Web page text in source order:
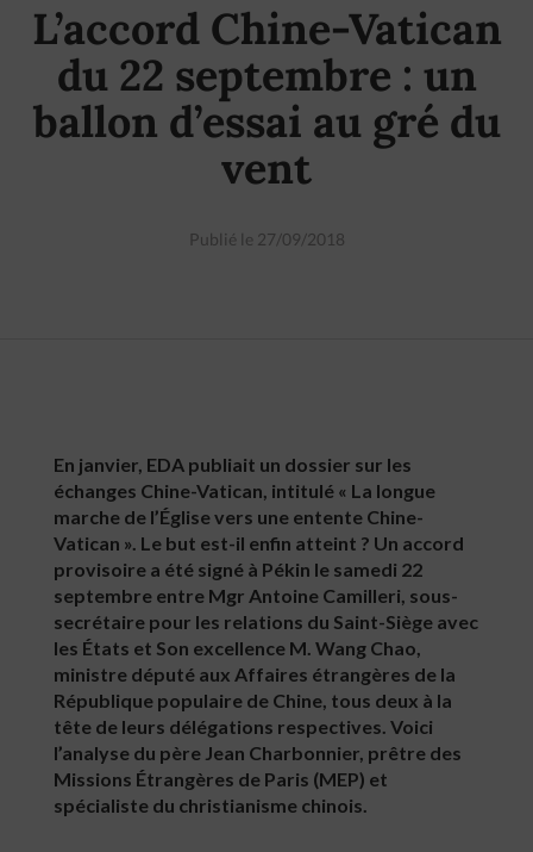
L’accord Chine-Vatican
du 22 septembre : un
ballon d’essai au gré du
vent
Publié le 27/09/2018
En janvier, EDA publiait un dossier sur les
échanges Chine-Vatican, intitulé « La longue
marche de l’Église vers une entente Chine-
Vatican ». Le but est-il enfin atteint ? Un accord
provisoire a été signé à Pékin le samedi 22
septembre entre Mgr Antoine Camilleri, sous-
secrétaire pour les relations du Saint-Siège avec
les États et Son excellence M. Wang Chao,
ministre député aux Affaires étrangères de la
République populaire de Chine, tous deux à la
tête de leurs délégations respectives. Voici
l’analyse du père Jean Charbonnier, prêtre des
Missions Étrangères de Paris (MEP) et
spécialiste du christianisme chinois.